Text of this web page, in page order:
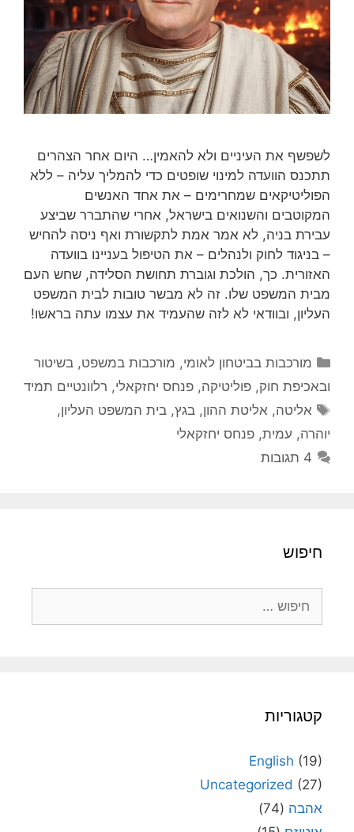
לשפשף את העיניים ולא להאמין… היום אחר הצהרים
תתכנס הוועדה למינוי שופטים כדי להמליך עליה – ללא
הפוליטיקאים שמחרימים – את אחד האנשים
המקוטבים והשנואים בישראל, אחרי שהתברר שביצע
עבירת בניה, לא אמר אמת לתקשורת ואף ניסה להחיש
– בניגוד לחוק ולנהלים – את הטיפול בעניינו בוועדה
האזורית. כך, הולכת וגוברת תחושת הסלידה, שחש העם
מבית המשפט שלו. זה לא מבשר טובות לבית המשפט
העליון, ובוודאי לא לזה שהעמיד את עצמו עתה בראשו!
קטגוריות
מורכבות בביטחון לאומי, מורכבות במשפט, בשיטור
ובאכיפת חוק, פוליטיקה, פנחס יחזקאלי, רלוונטיים תמיד
תגיות
אליטה, אליטת ההון,בגץ,בית המשפט העליון,
יוהרה, עמית, פנחס יחזקאלי
4 תגובות
חיפוש
קטגוריות
English (19)
Uncategorized (27)
אהבה (74)